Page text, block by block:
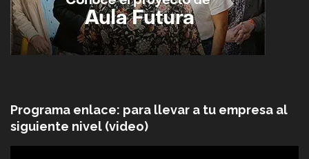
Programa enlace: para llevar a tu empresa al
siguiente nivel (video)